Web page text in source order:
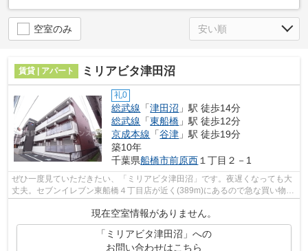
空室のみ
賃貸 | アパート ミリアビタ津田沼
礼0
総武線 「津田沼 」駅 徒歩14分
総武線 「東船橋 」駅 徒歩12分
京成本線 「谷津 」駅 徒歩19分
築10年
千葉県船橋市前原西 １丁目２－1
ぜひ一度見ていただきたい、「ミリアビタ津田沼」です。夜遅くなっても大
丈夫。セブンイレブン東船橋４丁目店が近く(389m)にあるので急な買い物に
現在空室情報がありません。
「ミリアビタ津田沼」への
お問い合わせはこちら